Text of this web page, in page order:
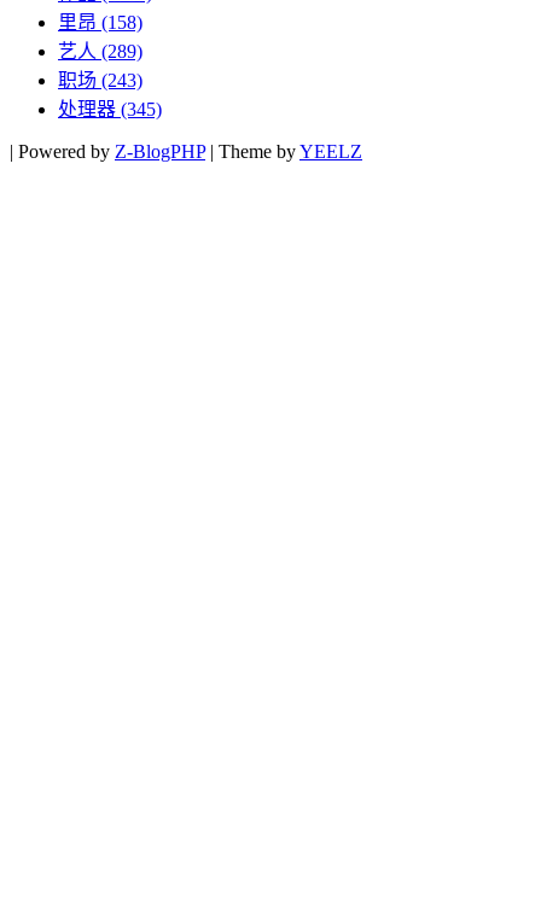
里昂 (158)
艺人 (289)
职场 (243)
处理器 (345)
| Powered by Z-BlogPHP | Theme byYEELZ